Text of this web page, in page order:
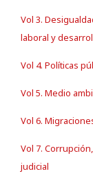
Vol 3.
laboral y
Vol 4. Políticas
Vol 5. Medio
Vol 6.
Vol 7.
judicial